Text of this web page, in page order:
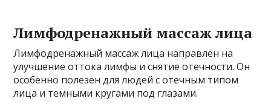
Лимфодренажный массаж лица
Лимфодренажный массаж лица направлен на
улучшение оттока лимфы и снятие отечности. Он
особенно полезен для людей с отечным типом
лица и темными кругами под глазами.